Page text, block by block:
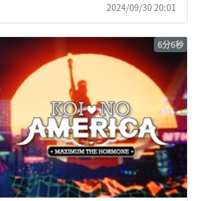
2024/09/30 20:01
6分6秒